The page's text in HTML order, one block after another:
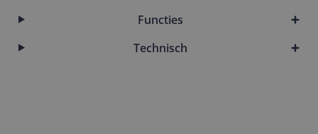
Functies
Technisch